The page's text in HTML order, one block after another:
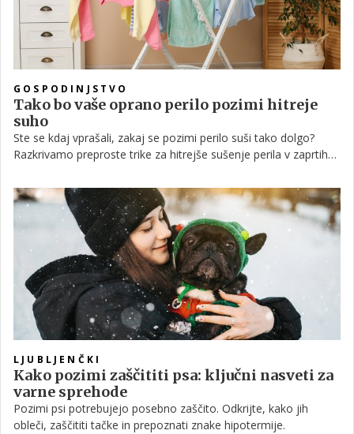
GOSPODINJSTVO
Tako bo vaše oprano perilo pozimi hitreje
suho
Ste se kdaj vprašali, zakaj se pozimi perilo suši tako dolgo?
Razkrivamo preproste trike za hitrejše sušenje perila v zaprtih
ter neprijetnih vonjav.
LJUBLJENČKI
Kako pozimi zaščititi psa: ključni nasveti za
varne sprehode
Pozimi psi potrebujejo posebno zaščito. Odkrijte, kako jih
obleči, zaščititi tačke in prepoznati znake hipotermije.